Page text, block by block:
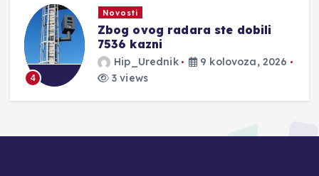
4
Novosti
Zbog ovog radara ste dobili
7536 kazni
Hip_Urednik
9 kolovoza, 2026
3 views